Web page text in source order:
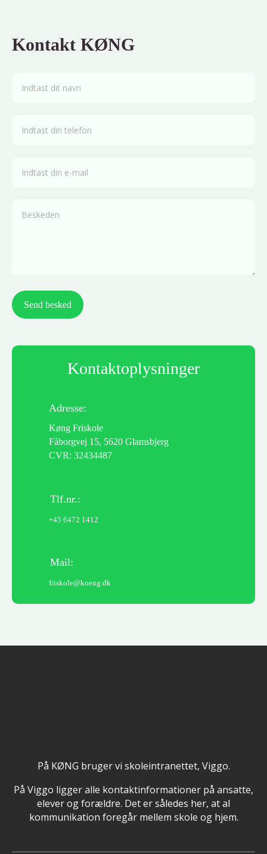
På KØNG bruger vi skoleintranettet, Viggo.
På Viggo ligger alle kontaktinformationer på ansatte,
elever og forældre. Det er således her, at al
kommunikation foregår mellem skole og hjem.
Kontaktoplysninger
Adresse:
Køng Friskole
Fåborgvej 15, 5620 Glamsbjerg
CVR: 32434487
Tlf.nr.:
+45 6472 1412
Mail:
friskole@koeng.dk
Kontakt KØNG
Send besked